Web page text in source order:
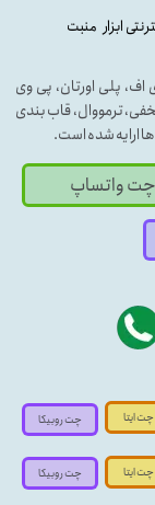
ابزار منبت
اف، پلی اورتان، پی وی
ترمووال، قاب بندی
ها ارایه شده است.
چت واتساپ
چت ایتا
چت ایتا
چت روبیکا
چت روبیکا